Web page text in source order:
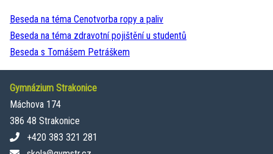
Beseda na téma Cenotvorba ropy a paliv
Beseda na téma zdravotní pojištění u studentů
Beseda s Tomášem Petráškem
Gymnázium Strakonice
Máchova 174
386 48 Strakonice
+420 383 321 281